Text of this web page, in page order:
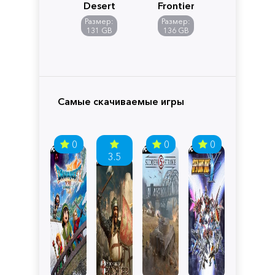
Desert
Размер:
131 GB
Frontiers
of
Pandora
Размер:
136 GB
Самые скачиваемые игры
0
3.5
0 0